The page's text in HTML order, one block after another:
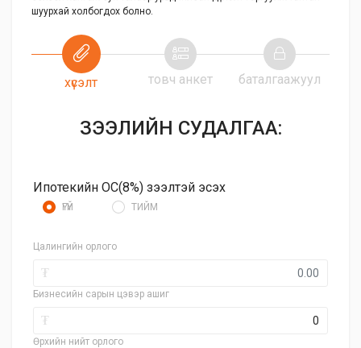
шуурхай холбогдох болно.
хүсэлт товч анкет баталгаажуул
ЗЭЭЛИЙН СУДАЛГАА:
Ипотекийн ОС(8%) зээлтэй эсэх
ҮГҮЙ ТИЙМ
Цалингийн орлого
₮
Бизнесийн сарын цэвэр ашиг
₮
Өрхийн нийт орлого